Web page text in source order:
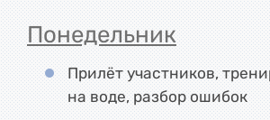
Понедельник
Прилёт участников,
на воде, разбор ошибок